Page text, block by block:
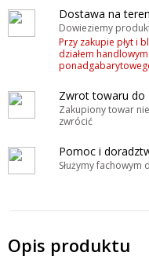
Dostawa na
Dowieziemy
Przy zakupie płyt i
działem
Zwrot towaru do
Zakupiony towar
zwrócić
Pomoc i
Służymy
Opis produktu